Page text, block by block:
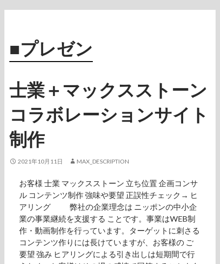
■プレゼン
士業＋マックスストーン
コラボレーションサイト
制作
2021年10月11日 MAX_DESCRIPTION
お客様 士業 マックスストーン 立ち位置 企画コンサ
ル コンテンツ制作 強味や要望 正誤性チェック→ ヒ
アリング 弊社の企業理念は ニッポンの中小企
業の事業継続を支援する ことです。事業はWEB制
作・動画制作を行っています。ターゲットに刺さる
コンテンツ作りには長けていますが、お客様の ご
要望 強み ヒアリングによる引き出しは短期間で行